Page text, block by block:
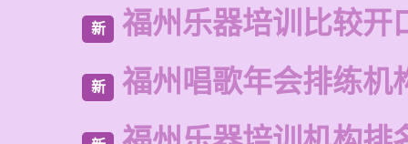
新 福州乐器培训比较开
新 福州唱歌年会排练机